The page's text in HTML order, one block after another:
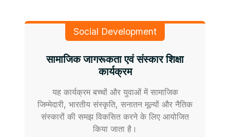
Social Development
सामाजिक जागरूकता एवं संस्कार शिक्षा
कार्यक्रम
यह कार्यक्रम बच्चों और युवाओं में सामाजिक
जिम्मेदारी, भारतीय संस्कृति, सनातन मूल्यों और नैतिक
संस्कारों की समझ विकसित करने के लिए आयोजित
किया जाता है।